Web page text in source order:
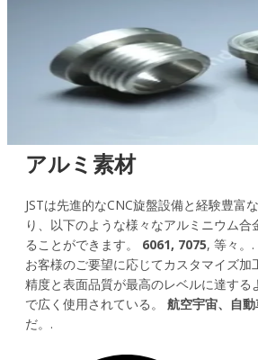
アルミ素材
JSTは先進的なCNC旋盤設備と経験豊富
り、以下のような様々なアルミニウム合
ることができます。 6061, 7075, 等々。.
お客様のご要望に応じてカスタマイズ加
精度と表面品質が最高のレベルに達する
で広く使用されている。 航空宇宙、自
だ。.